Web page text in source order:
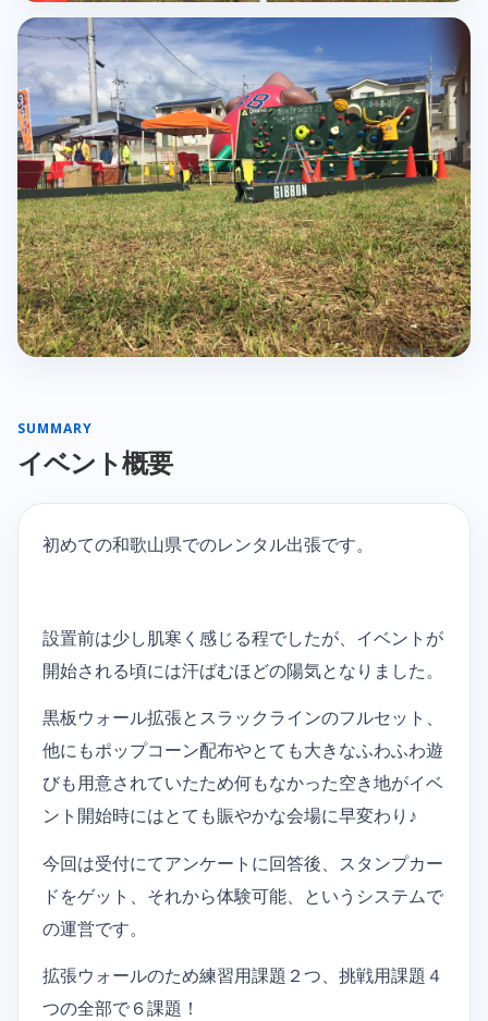
SUMMARY
イベント概要
初めての和歌山県でのレンタル出張です。
設置前は少し肌寒く感じる程でしたが、イベントが
開始される頃には汗ばむほどの陽気となりました。
黒板ウォール拡張とスラックラインのフルセット、
他にもポップコーン配布やとても大きなふわふわ遊
びも用意されていたため何もなかった空き地がイベ
ント開始時にはとても賑やかな会場に早変わり♪
今回は受付にてアンケートに回答後、スタンプカー
ドをゲット、それから体験可能、というシステムで
の運営です。
拡張ウォールのため練習用課題２つ、挑戦用課題４
つの全部で６課題！